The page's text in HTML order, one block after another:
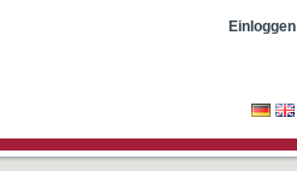
Einloggen